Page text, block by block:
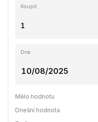
Koupit
Dne
Mělo hodnotu
Dnešní hodnota